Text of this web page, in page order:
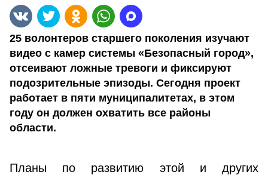
25 волонтеров старшего поколения изучают
видео с камер системы «Безопасный город»,
отсеивают ложные тревоги и фиксируют
подозрительные эпизоды. Сегодня проект
работает в пяти муниципалитетах, в этом
году он должен охватить все районы
области.
Планы по развитию этой и других